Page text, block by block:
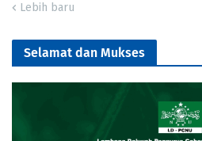
Lebih baru
Selamat dan Mukses